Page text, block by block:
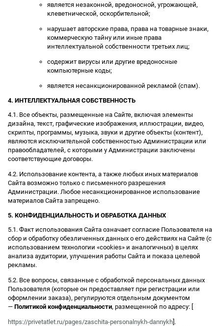
является незаконной, вредоносной, угрожающей,
клеветнической, оскорбительной;
нарушает авторские права, права на товарные знаки,
коммерческую тайну или иные права
интеллектуальной собственности третьих лиц;
содержит вирусы или другие вредоносные
компьютерные коды;
является несанкционированной рекламой (спам).
4. ИНТЕЛЛЕКТУАЛЬНАЯ СОБСТВЕННОСТЬ
4.1. Все объекты, размещенные на Сайте, включая элементы
дизайна, текст, графические изображения, иллюстрации, видео,
скрипты, программы, музыка, звуки и другие объекты (контент),
являются исключительной собственностью Администрации или
правообладателей, с которыми у Администрации заключены
соответствующие договоры.
4.2. Использование контента, а также любых иных материалов
Сайта возможно только с письменного разрешения
Администрации. Любое несанкционированное использование
материалов Сайта запрещено.
5. КОНФИДЕНЦИАЛЬНОСТЬ И ОБРАБОТКА ДАННЫХ
5.1. Факт использования Сайта означает согласие Пользователя на
сбор и обработку обезличенных данных о его действиях на Сайте (с
использованием технологии «cookies» и аналогичных) в целях
анализа аудитории, улучшения работы Сайта и показа целевой
рекламы.
5.2. Все вопросы, связанные с обработкой персональных данных
Пользователя (которые он предоставляет при регистрации или
оформлении заказа), регулируются отдельным документом
— Политикой конфиденциальности, размещенной по адресу: [
https://privetatlet.ru/pages/zaschita-personalnykh-dannykh].